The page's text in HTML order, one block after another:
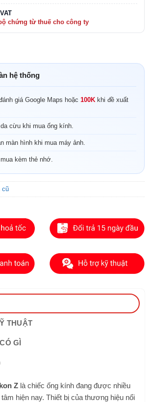
hệ thống
giá Google Maps hoặc 100K khi đề xuất
cừu khi mua ống kính.
màn hình khi mua máy ảnh.
kèm thẻ nhớ.
cũ
THUẬT
GÌ
Z là chiếc ống kính đang được nhiều
hiện nay. Thiết bị của thương hiệu nổi